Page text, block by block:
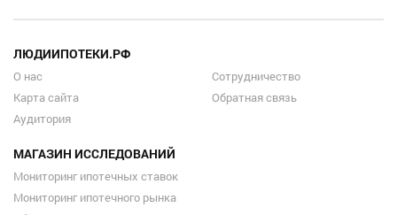
ЛЮДИИПОТЕКИ.РФ
О нас
Карта сайта
Аудитория
Сотрудничество
Обратная связь
МАГАЗИН ИССЛЕДОВАНИЙ
Мониторинг ипотечных ставок
Мониторинг ипотечного рынка